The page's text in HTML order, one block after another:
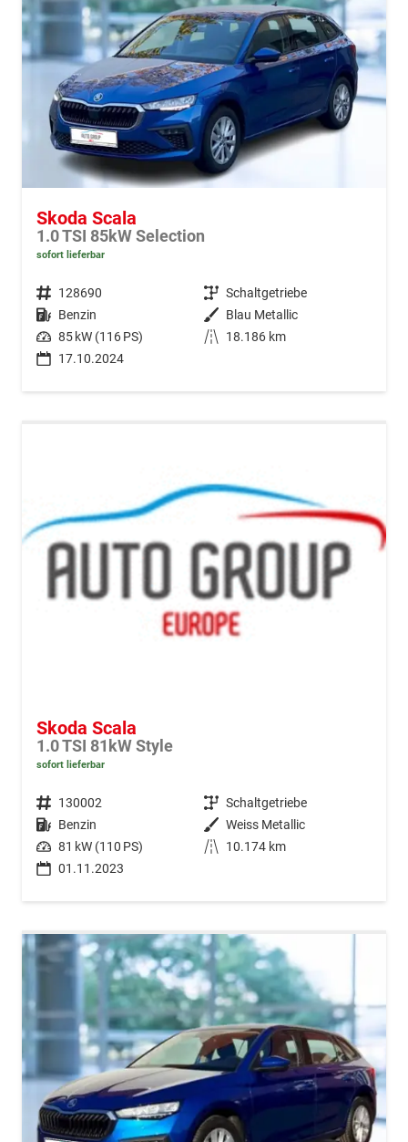
Skoda Scala
1.0 TSI 85kW Selection
sofort lieferbar
Fahrzeugnr. 128690 Getriebe Schaltgetriebe
Kraftstoff Benzin Außenfarbe Blau Metallic
Leistung 85 kW (116 PS) Kilometerstand
18.186 km
17.10.2024
Skoda Scala
1.0 TSI 81kW Style
sofort lieferbar
Fahrzeugnr. 130002 Getriebe Schaltgetriebe
Kraftstoff Benzin Außenfarbe Weiss Metallic
Leistung 81 kW (110 PS) Kilometerstand
10.174 km
01.11.2023